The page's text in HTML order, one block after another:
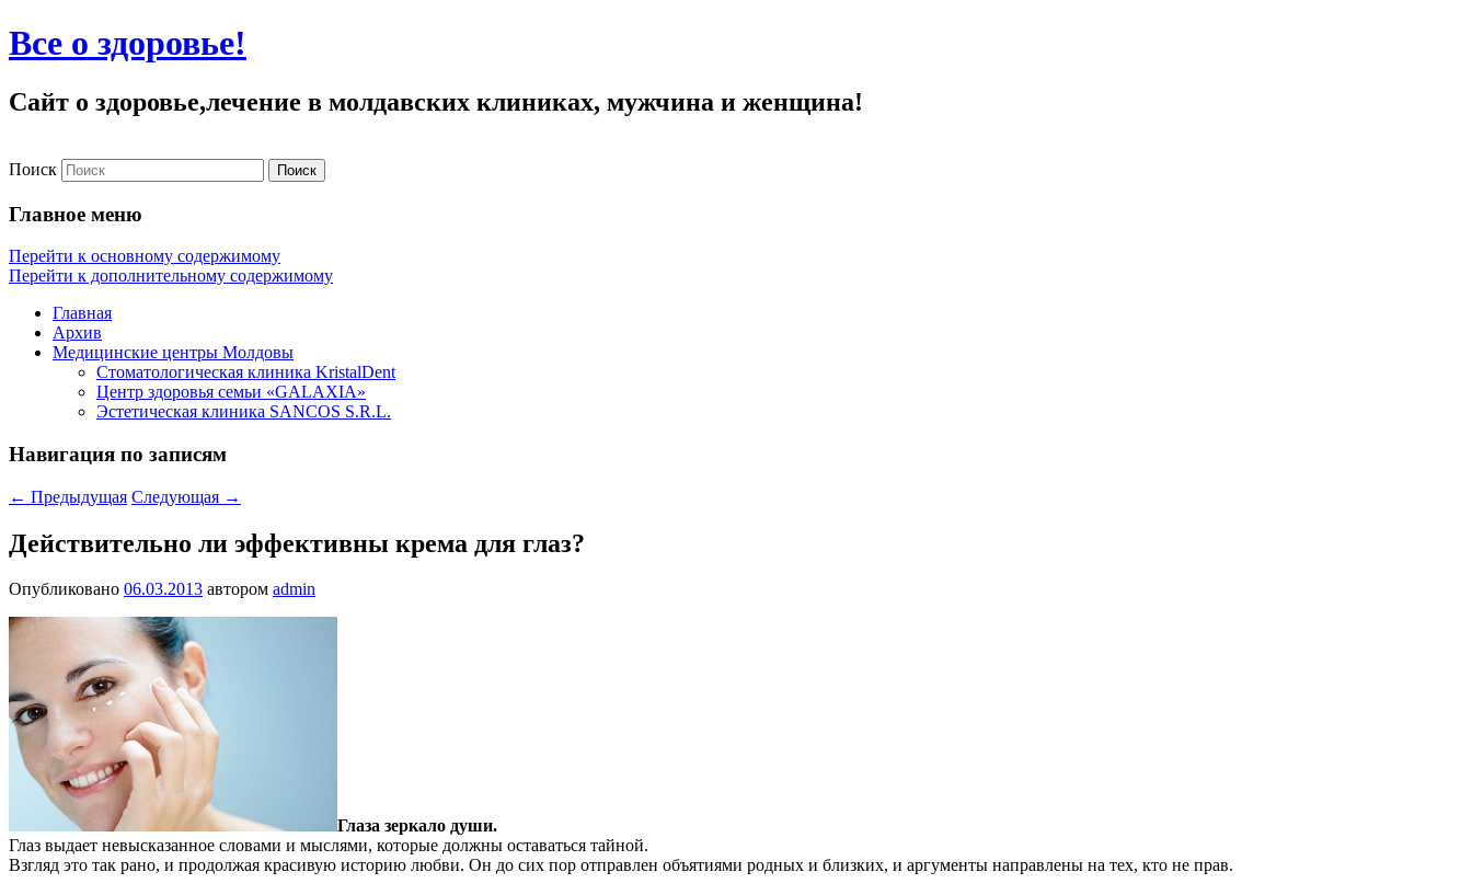
Все о здоровье!
Сайт о здоровье,лечение в молдавских клиниках, мужчина и женщина!
Поиск
Главное меню
Перейти к основному содержимому
Перейти к дополнительному содержимому
Главная
Архив
Медицинские центры Молдовы
Стоматологическая клиника KristalDent
Центр здоровья семьи «GALAXIA»
Эстетическая клиника SANCOS S.R.L.
Навигация по записям
← Предыдущая Следующая →
Действительно ли эффективны крема для глаз?
Опубликовано 06.03.2013 автором admin
Глаза зеркало души.
Глаз выдает невысказанное словами и мыслями, которые должны оставаться тайной.
Взгляд это так рано, и продолжая красивую историю любви. Он до сих пор отправлен объятиями родных и близких, и аргументы направлены на тех, кто не прав.